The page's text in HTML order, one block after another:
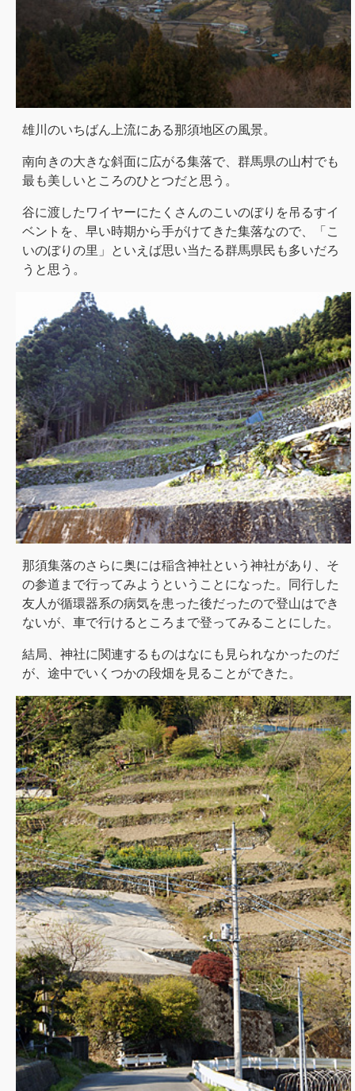
雄川のいちばん上流にある那須地区の風景。
南向きの大きな斜面に広がる集落で、群馬県の山村でも
最も美しいところのひとつだと思う。
谷に渡したワイヤーにたくさんのこいのぼりを吊るすイ
ベントを、早い時期から手がけてきた集落なので、「こ
いのぼりの里」といえば思い当たる群馬県民も多いだろ
うと思う。
那須集落のさらに奥には稲含神社という神社があり、そ
の参道まで行ってみようということになった。同行した
友人が循環器系の病気を患った後だったので登山はでき
ないが、車で行けるところまで登ってみることにした。
結局、神社に関連するものはなにも見られなかったのだ
が、途中でいくつかの段畑を見ることができた。